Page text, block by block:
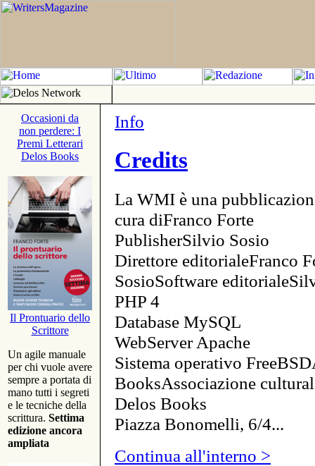
Occasioni da
non perdere: I
Premi Letterari
Delos Books
Il Prontuario dello
Scrittore
Un agile manuale
per chi vuole avere
sempre a portata di
mano tutti i segreti
e le tecniche della
scrittura. Settima
edizione ancora
ampliata
Info
Credits
La WMI è una
cura diFranco Forte
PublisherSilvio Sosio
Direttore editorialeFranco
SosioSoftware
PHP 4
Database MySQL
WebServer Apache
Sistema operativo
BooksAssociazione
Delos Books
Piazza Bonomelli, 6/4...
Continua all'interno >